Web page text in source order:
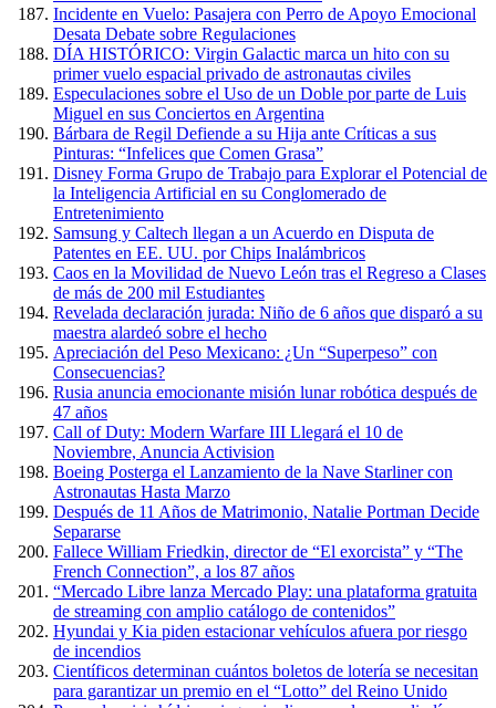
Incidente en Vuelo: Pasajera con Perro de Apoyo Emocional
Desata Debate sobre Regulaciones
DÍA HISTÓRICO: Virgin Galactic marca un hito con su
primer vuelo espacial privado de astronautas civiles
Especulaciones sobre el Uso de un Doble por parte de Luis
Miguel en sus Conciertos en Argentina
Bárbara de Regil Defiende a su Hija ante Críticas a sus
Pinturas: “Infelices que Comen Grasa”
Disney Forma Grupo de Trabajo para Explorar el Potencial de
la Inteligencia Artificial en su Conglomerado de
Entretenimiento
Samsung y Caltech llegan a un Acuerdo en Disputa de
Patentes en EE. UU. por Chips Inalámbricos
Caos en la Movilidad de Nuevo León tras el Regreso a Clases
de más de 200 mil Estudiantes
Revelada declaración jurada: Niño de 6 años que disparó a su
maestra alardeó sobre el hecho
Apreciación del Peso Mexicano: ¿Un “Superpeso” con
Consecuencias?
Rusia anuncia emocionante misión lunar robótica después de
47 años
Call of Duty: Modern Warfare III Llegará el 10 de
Noviembre, Anuncia Activision
Boeing Posterga el Lanzamiento de la Nave Starliner con
Astronautas Hasta Marzo
Después de 11 Años de Matrimonio, Natalie Portman Decide
Separarse
Fallece William Friedkin, director de “El exorcista” y “The
French Connection”, a los 87 años
“Mercado Libre lanza Mercado Play: una plataforma gratuita
de streaming con amplio catálogo de contenidos”
Hyundai y Kia piden estacionar vehículos afuera por riesgo
de incendios
Científicos determinan cuántos boletos de lotería se necesitan
para garantizar un premio en el “Lotto” del Reino Unido